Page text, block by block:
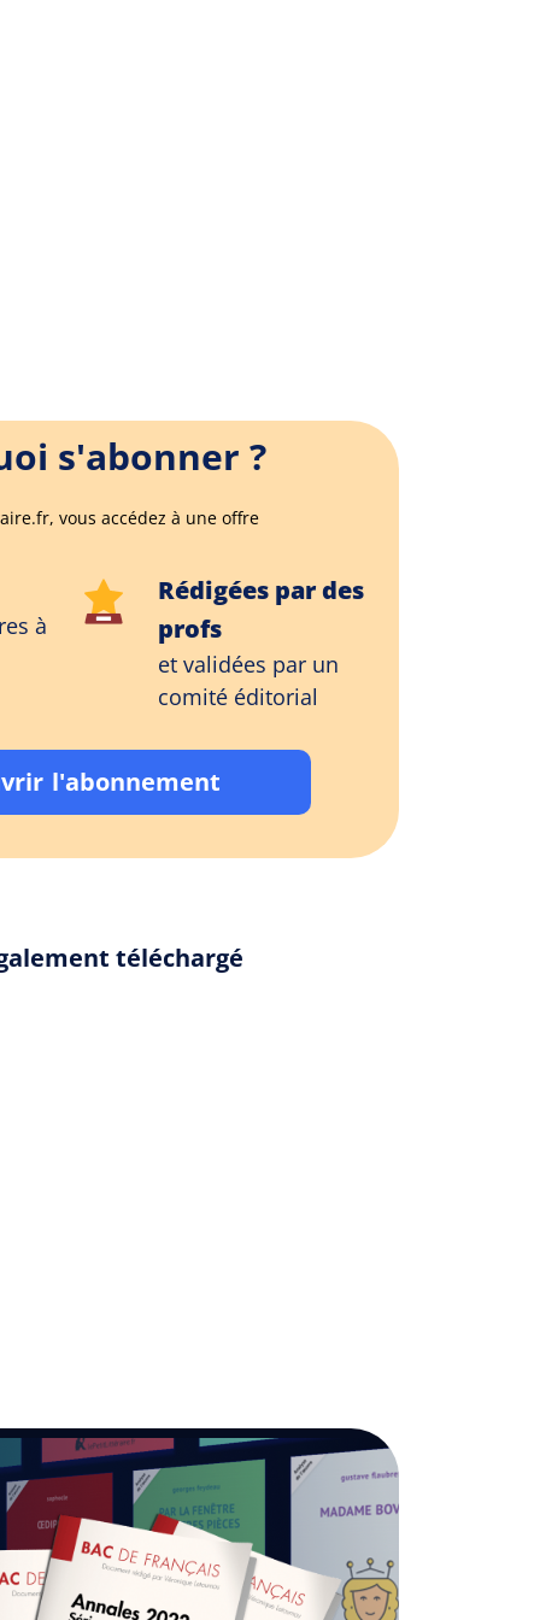
s'abonner ?
vous accédez à une offre
à
Rédigées par des
profs
et validées par un
comité éditorial
l'abonnement
téléchargé